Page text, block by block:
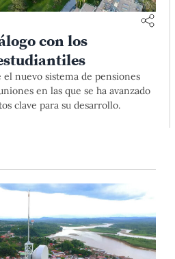
con los
el nuevo sistema de pensiones
en las que se ha avanzado
clave para su desarrollo.